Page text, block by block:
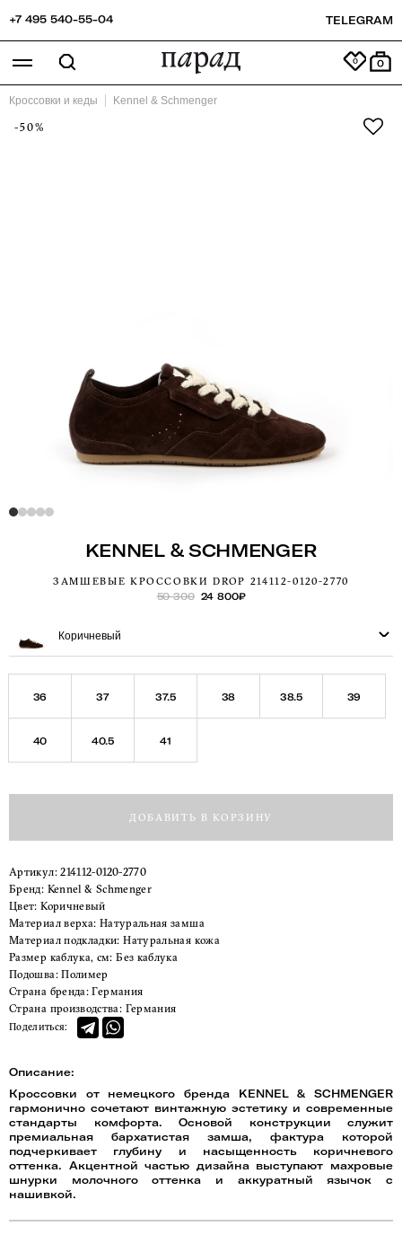
+7 495 540-55-04 TELEGRAM
0
Кроссовки и кеды Kennel & Schmenger
-50%
KENNEL & SCHMENGER
ЗАМШЕВЫЕ КРОССОВКИ DROP 214112-0120-2770
50 300 24 800₽
Коричневый
36 37 37.5 38 38.5 39
40 40.5 41
ДОБАВИТЬ В КОРЗИНУ
Артикул:214112-0120-2770
Бренд:
Kennel & Schmenger
Цвет:
Коричневый
Материал верха: Натуральная замша
Материал подкладки: Натуральная кожа
Размер каблука, см: Без каблука
Подошва: Полимер
Страна бренда: Германия
Страна производства: Германия
Поделиться:
Описание:
Кроссовки от немецкого бренда KENNEL & SCHMENGER
гармонично сочетают винтажную эстетику и современные
стандарты комфорта. Основой конструкции служит
премиальная бархатистая замша, фактура которой
подчеркивает глубину и насыщенность коричневого
оттенка. Акцентной частью дизайна выступают махровые
шнурки молочного оттенка и аккуратный язычок с
нашивкой.